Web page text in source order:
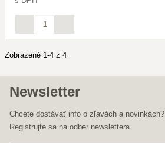
Zobrazené 1-4 z 4
Newsletter
Chcete dostávať info o zľavách a novinkách?
Registrujte sa na odber newslettera.